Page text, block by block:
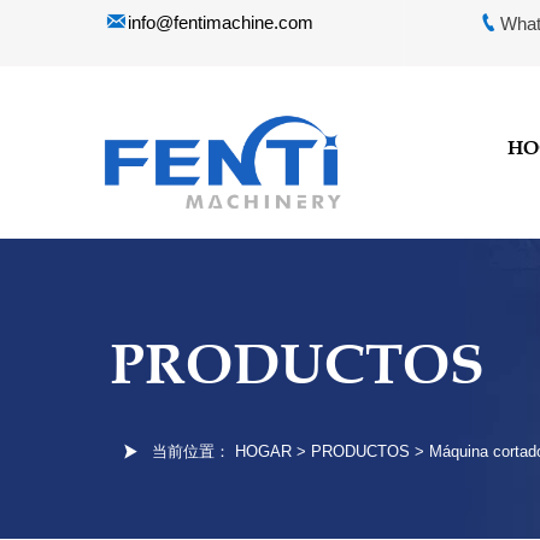
info@fentimachine.com 
PRODUCTOS
 当前位置： HOGAR > PRODUCTOS > Máquina